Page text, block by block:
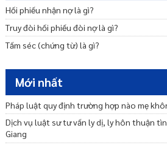
Ly hôn đơn phương cần những giấy tờ gì
Nộp đơn ly hôn bao lâu thì được giải quyết?
Hối phiếu nhận nợ là gì?
Truy đòi hối phiếu đòi nợ là gì?
Tấm séc (chứng từ) là gì?
Mới nhất
Pháp luật quy định trường hợp nào mẹ
Dịch vụ luật sư tư vấn ly dị, ly hôn thuận
Giang